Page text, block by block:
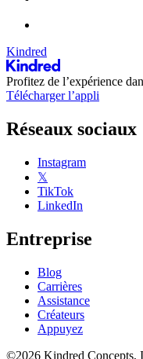
Kindred
Profitez de l’expérience
Télécharger l’appli
Réseaux sociaux
Instagram
𝕏
TikTok
LinkedIn
Entreprise
Blog
Carrières
Assistance
Créateurs
Appuyez
©2026 Kindred Concepts,